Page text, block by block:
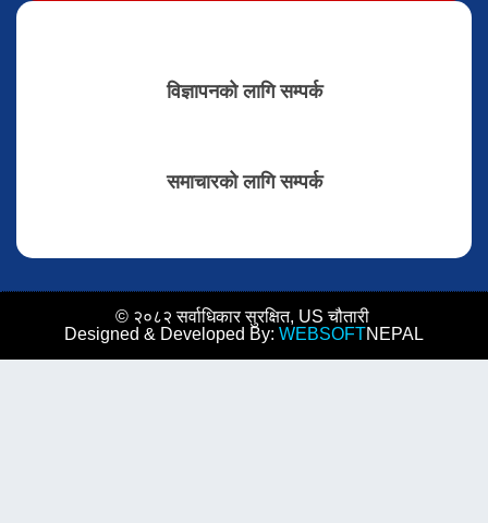
विज्ञापनको लागि सम्पर्क
समाचारको लागि सम्पर्क
© २०८२ सर्वाधिकार सुरक्षित, US चौतारी
Designed & Developed By: WEBSOFTNEPAL